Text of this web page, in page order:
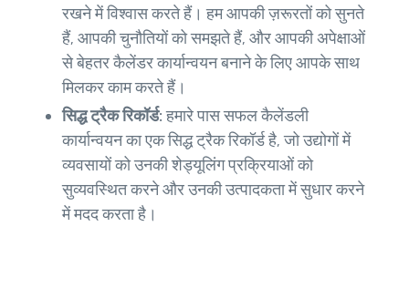
रखने में विश्वास करते हैं। हम आपकी ज़रूरतों को सुनते
हैं, आपकी चुनौतियों को समझते हैं, और आपकी अपेक्षाओं
से बेहतर कैलेंडर कार्यान्वयन बनाने के लिए आपके साथ
मिलकर काम करते हैं।
सिद्ध ट्रैक रिकॉर्ड:हमारे पास सफल कैलेंडली
कार्यान्वयन का एक सिद्ध ट्रैक रिकॉर्ड है, जो उद्योगों में
व्यवसायों को उनकी शेड्यूलिंग प्रक्रियाओं को
सुव्यवस्थित करने और उनकी उत्पादकता में सुधार करने
में मदद करता है।